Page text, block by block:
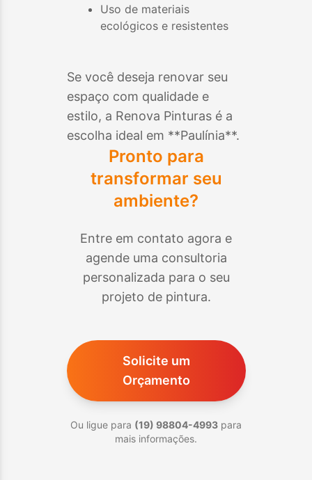
Uso de materiais
ecológicos e resistentes
Se você deseja renovar seu
espaço com qualidade e
estilo, a Renova Pinturas é a
escolha ideal em **Paulínia**.
Pronto para
transformar seu
ambiente?
Entre em contato agora e
agende uma consultoria
personalizada para o seu
projeto de pintura.
Solicite um
Orçamento
Ou ligue para (19) 98804-4993 para
mais informações.